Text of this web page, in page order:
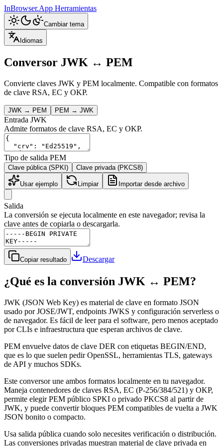
InBrowser.App Herramientas
Cambiar tema
Idiomas
Conversor JWK ↔ PEM
Convierte claves JWK y PEM localmente. Compatible con formatos
de clave RSA, EC y OKP.
JWK → PEM PEM → JWK
Entrada JWK
Admite formatos de clave RSA, EC y OKP.
Tipo de salida PEM
Clave pública (SPKI) Clave privada (PKCS8)
Usar ejemplo Limpiar Importar desde archivo
Salida
La conversión se ejecuta localmente en este navegador; revisa la
clave antes de copiarla o descargarla.
Copiar resultado Descargar
¿Qué es la conversión JWK ↔ PEM?
JWK (JSON Web Key) es material de clave en formato JSON
usado por JOSE/JWT, endpoints JWKS y configuración serverless o
de navegador. Es fácil de leer para el software, pero menos aceptado
por CLIs e infraestructura que esperan archivos de clave.
PEM envuelve datos de clave DER con etiquetas BEGIN/END,
que es lo que suelen pedir OpenSSL, herramientas TLS, gateways
de API y muchos SDKs.
Este conversor une ambos formatos localmente en tu navegador.
Maneja contenedores de claves RSA, EC (P-256/384/521) y OKP,
permite elegir PEM público SPKI o privado PKCS8 al partir de
JWK, y puede convertir bloques PEM compatibles de vuelta a JWK
JSON bonito o compacto.
Usa salida pública cuando solo necesites verificación o distribución.
Las conversiones privadas muestran material de clave privada en